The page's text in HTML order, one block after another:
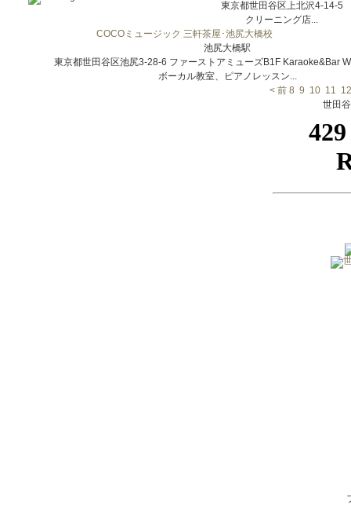
東京都世田谷区上北沢4-14-5
クリーニング店...
COCOミュージック 三軒茶屋･池尻大橋校
池尻大橋駅
東京都世田谷区池尻3-28-6 ファーストアミューズB1F Karaoke&Bar
ボーカル教室、ピアノレッスン...
< 前 8 9 10 11 12
世田